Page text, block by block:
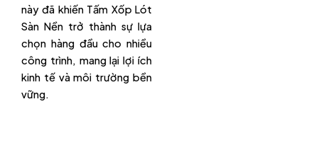
này đã khiến Tấm Xốp Lót
Sàn Nền trở thành sự lựa
chọn hàng đầu cho nhiều
công trình, mang lại lợi ích
kinh tế và môi trường bền
vững.